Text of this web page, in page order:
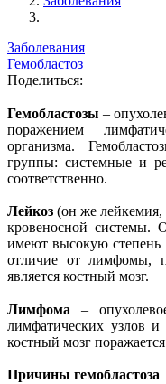
Заболевания
Гемобластоз
Поделиться:
Гемобластозы –
поражением
организма.
группы: системные и
соответственно.
Лейкоз (он же лейкемия,
кровеносной системы.
имеют высокую степень
отличие от лимфомы,
является костный мозг.
Лимфома –
лимфатических узлов
костный мозг
Причины гемобластоза